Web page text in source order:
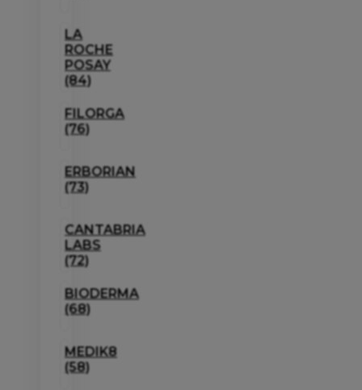
LA
ROCHE
POSAY
(84)
FILORGA
(76)
ERBORIAN
(73)
CANTABRIA
LABS
(72)
BIODERMA
(68)
MEDIK8
(58)